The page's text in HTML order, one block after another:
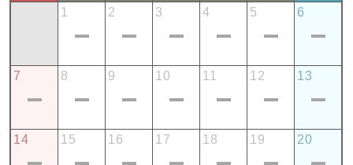
1
2 3 4 5 6
7 8 9 10 11 12 13
14 15 16 17 18 19 20